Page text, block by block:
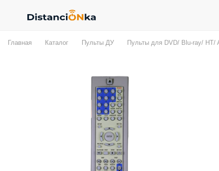
Главная Каталог Пульты ДУ Пульты для DVD/ Blu-ray/ HT/